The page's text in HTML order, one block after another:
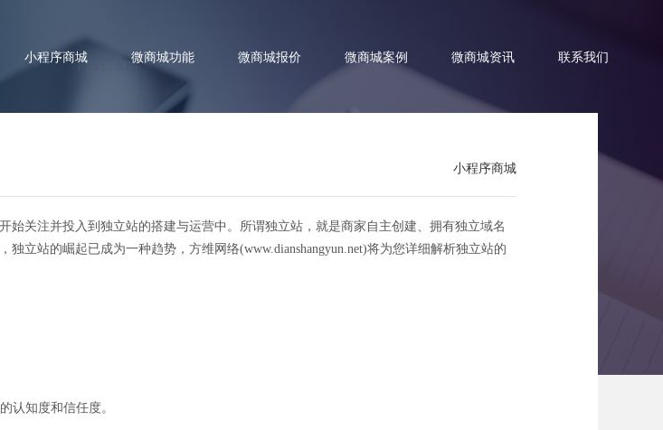
小程序商城 微商城功能 微商城报价 微商城案例 微商城资讯 联系我们
，商城自主经营的终极攻略
小程序商城
关注并投入到独立站的搭建与运营中。所谓独立站，就是商家自主创建、拥有独立域名
立站的崛起已成为一种趋势，方维网络(www.dianshangyun.net)将为您详细解析独立站的
认知度和信任度。